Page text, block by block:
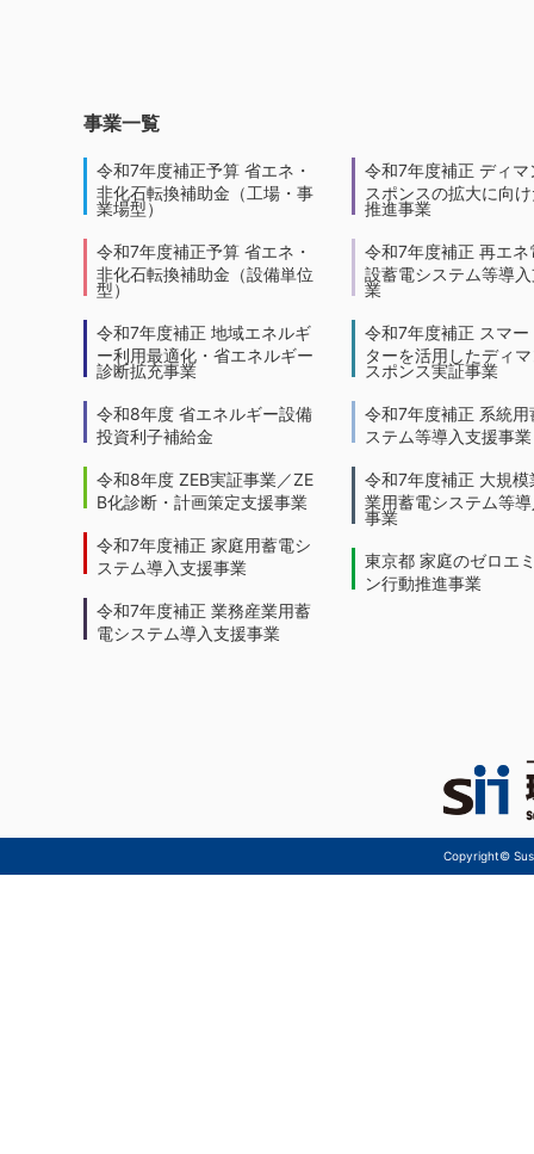
事業一覧
令和7年度補正予算 省エネ・
非化石転換補助金（工場・事
業場型）
令和7年度補正予算 省エネ・
非化石転換補助金（設備単位
型）
令和7年度補正 地域エネルギ
ー利用最適化・省エネルギー
診断拡充事業
令和8年度 省エネルギー設備
投資利子補給金
令和8年度 ZEB実証事業／ZE
B化診断・計画策定支援事業
令和7年度補正 家庭用蓄電シ
ステム導入支援事業
令和7年度補正 業務産業用蓄
電システム導入支援事業
令和7年度補正 ディマ
スポンスの拡大に向
推進事業
令和7年度補正 再エネ
設蓄電システム等導
業
令和7年度補正 スマー
ターを活用したディ
スポンス実証事業
令和7年度補正 系統用
ステム等導入支援事業
令和7年度補正 大規模
業用蓄電システム等
事業
東京都 家庭のゼロエ
ン行動推進事業
Copyright©